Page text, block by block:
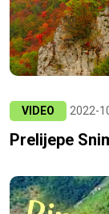
VIDEO 2022-
Prelijepe